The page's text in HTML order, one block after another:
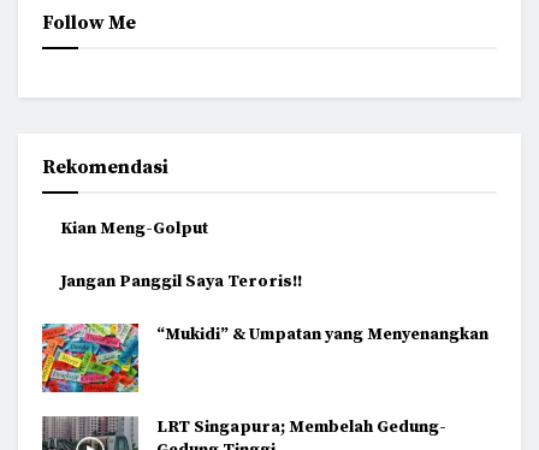
Follow Me
Rekomendasi
Kian Meng-Golput
Jangan Panggil Saya Teroris!!
“Mukidi” & Umpatan yang Menyenangkan
LRT Singapura; Membelah Gedung-